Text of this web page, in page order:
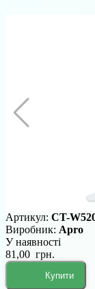
Артикул: CT-
Виробник: Apro
У наявності
81,00 грн.
Купити